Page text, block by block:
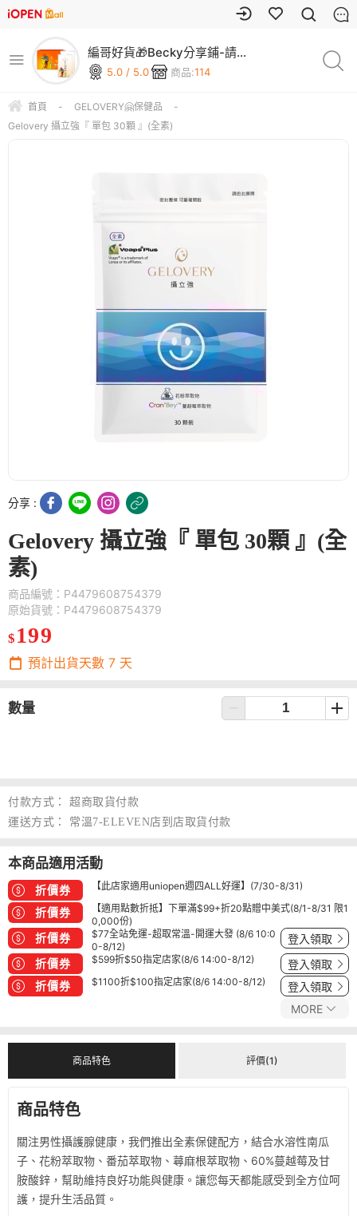
編哥好貨🎁Becky分享鋪-請
上車🚌5.0 / 5.0 商品:114
首頁 - GELOVERY🤗保健品
-
Gelovery 攝立強『 單包 30顆 』(全素)
分享 :
Gelovery 攝立強『 單包 30顆 』(全
素)
商品編號：P4479608754379
原始貨號：P4479608754379
$ 199
預計出貨天數 7 天
數量
付款方式：
超商取貨付款
運送方式：
常溫7-ELEVEN店到店取貨付款
本商品適用活動
折價券 【此店家適用uniopen週四ALL好運】(7/30-8/31)
折價券
【適用點數折抵】下單滿$99+折20點贈中美式(8/1-8/31 限1
0,000份)
折價券
$77全站免運-超取常溫-開運大發 (8/6 10:0
0-8/12)
登入領取
折價券 $599折$50指定店家(8/6 14:00-8/12) 登入領取
折價券 $1100折$100指定店家(8/6 14:00-8/12) 登入領取
MORE
商品特色 評價(1)
商品特色
關注男性攝護腺健康，我們推出全素保健配方，結合水溶性南瓜
子、花粉萃取物、番茄萃取物、蕁麻根萃取物、60%蔓越莓及甘
胺酸鋅，幫助維持良好功能與健康。讓您每天都能感受到全方位呵
護，提升生活品質。